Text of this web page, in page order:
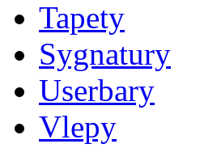
Tapety
Sygnatury
Userbary
Vlepy